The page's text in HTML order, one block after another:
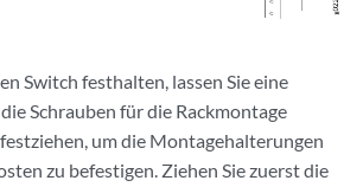
Switch festhalten, lassen Sie eine
Schrauben für die Rackmontage
um die Montagehalterungen
zu befestigen. Ziehen Sie zuerst die